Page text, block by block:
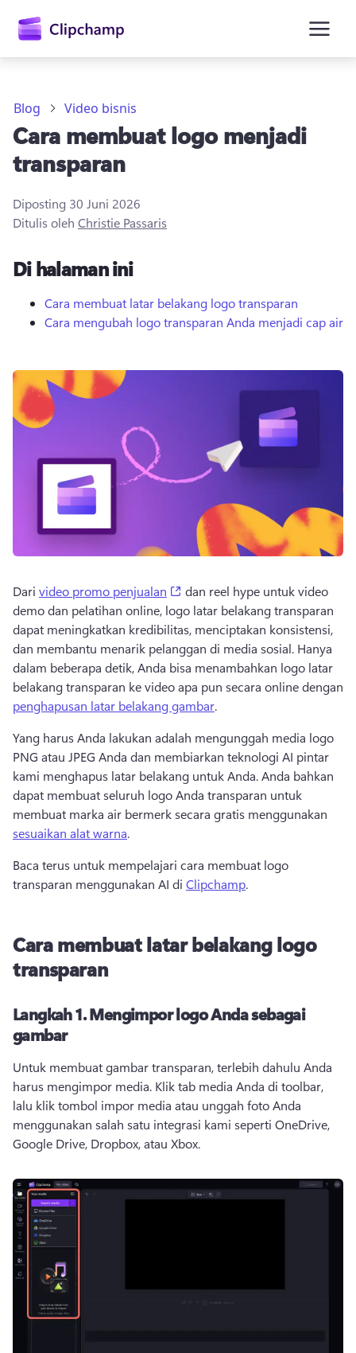
utama
Coba gratis
Blog Video bisnis
Cara membuat logo menjadi
transparan
Diposting 30 Juni 2026
Ditulis oleh Christie Passaris
Di halaman ini
Cara membuat latar belakang logo transparan
Cara mengubah logo transparan Anda menjadi cap air
Dari video promo penjualan (opens in a new tab)
dan reel hype untuk video
demo dan pelatihan online, logo latar belakang transparan
dapat meningkatkan kredibilitas, menciptakan konsistensi,
dan membantu menarik pelanggan di media sosial. Hanya
dalam beberapa detik, Anda bisa menambahkan logo latar
penghapusan latar belakang gambar.
Yang harus Anda lakukan adalah mengunggah media logo
PNG atau JPEG Anda dan membiarkan teknologi AI pintar
kami menghapus latar belakang untuk Anda. Anda bahkan
dapat membuat seluruh logo Anda transparan untuk
membuat marka air bermerk secara gratis menggunakan
sesuaikan alat warna.
Baca terus untuk mempelajari cara membuat logo
transparan menggunakan AI di Clipchamp.
Cara membuat latar belakang logo
transparan
Langkah 1.Mengimpor logo Anda sebagai
gambar
Untuk membuat gambar transparan, terlebih dahulu Anda
harus mengimpor media. Klik tab media Anda di toolbar,
lalu klik tombol impor media atau unggah foto Anda
menggunakan salah satu integrasi kami seperti OneDrive,
Google Drive, Dropbox, atau Xbox.